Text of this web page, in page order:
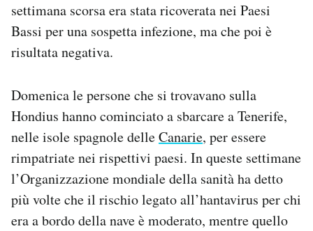
settimana scorsa era stata ricoverata nei Paesi
Bassi per una sospetta infezione, ma che poi è
risultata negativa.
Domenica le persone che si trovavano sulla
Hondius hanno cominciato a sbarcare a Tenerife,
nelle isole spagnole delleCanarie, per essere
rimpatriate nei rispettivi paesi. In queste settimane
l’Organizzazione mondiale della sanità ha detto
più volte che il rischio legato all’hantavirus per chi
era a bordo della nave è moderato, mentre quello